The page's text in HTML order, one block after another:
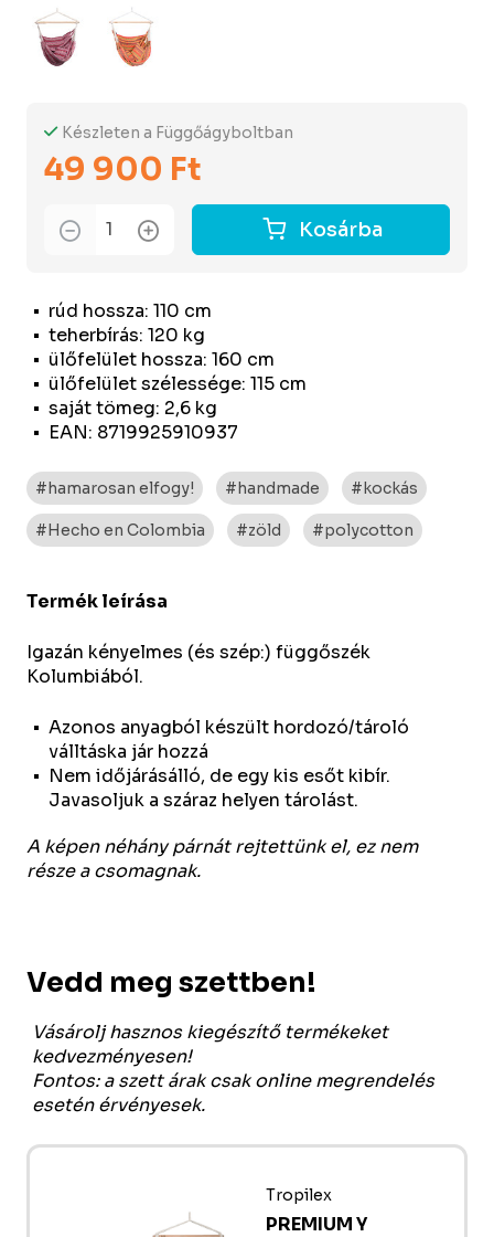
rúd hossza: 110 cm
teherbírás: 120 kg
ülőfelület hossza: 160 cm
ülőfelület szélessége: 115 cm
saját tömeg: 2,6 kg
EAN: 8719925910937
Készleten a Függőágyboltban
49 900 Ft
Kosárba
#hamarosan elfogy! #handmade #kockás
#Hecho en Colombia #zöld #polycotton
Termék leírása
Igazán kényelmes (és szép:) függőszék
Kolumbiából.
Azonos anyagból készült hordozó/tároló
válltáska jár hozzá
Nem időjárásálló, de egy kis esőt kibír.
Javasoljuk a száraz helyen tárolást.
A képen néhány párnát rejtettünk el, ez nem
része a csomagnak.
Vedd meg szettben!
Vásárolj hasznos kiegészítő termékeket
kedvezményesen!
Fontos: a szett árak csak online megrendelés
esetén érvényesek.
Tropilex
PREMIUM Y